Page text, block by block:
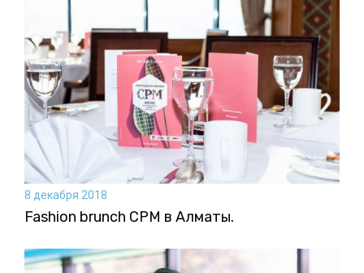
8 декабря 2018
Fashion brunch CPM в Алматы.